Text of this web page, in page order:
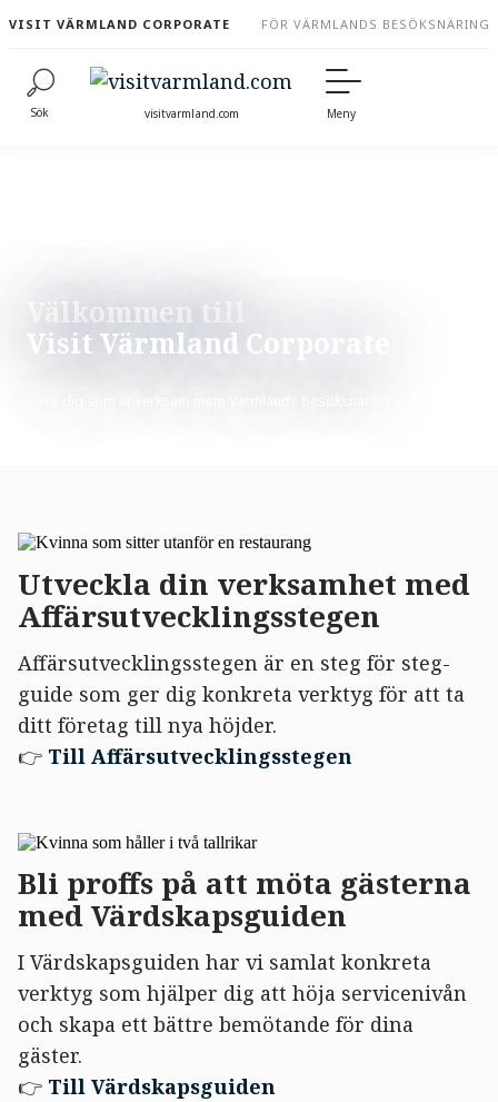
content
VISIT VÄRMLAND CORPORATE FÖR VÄRMLANDS BESÖKSNÄRING
Sök visitvarmland.com Meny
Välkommen till
Visit Värmland Corporate
Utveckla din verksamhet med
Affärsutvecklingsstegen
Affärsutvecklingsstegen är en steg för steg-
guide som ger dig konkreta verktyg för att ta
ditt företag till nya höjder.
👉 Till Affärsutvecklingsstegen
Bli proffs på att möta gästerna
med Värdskapsguiden
I Värdskapsguiden har vi samlat konkreta
verktyg som hjälper dig att höja servicenivån
och skapa ett bättre bemötande för dina
gäster.
👉 Till Värdskapsguiden